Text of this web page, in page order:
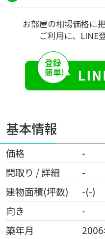
お部屋の相場価格に
ご利用に、LINE
基本情報
価格
-
間取り / 詳細
-
建物面積(坪数)
-(-)
向き
-
築年月